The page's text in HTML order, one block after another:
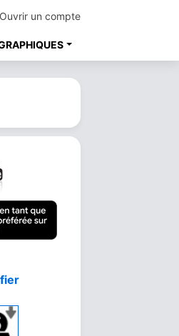
Ouvrir un compte